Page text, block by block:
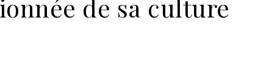
de sa culture